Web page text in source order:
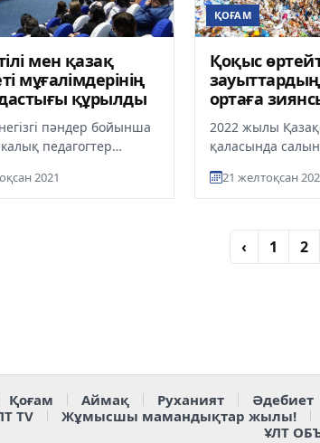
мен қазақ
мұғалімдерінің
құрылды
пәндер бойынша
педагогтер
тілі мен қазақ әде...
2021
ҚОҒАМ
Қоқыс
ортаға
қалай
2022 жылы
қаласында
сметалық
бастайд...
21 желтоқсан
‹ 1 2
Қоғам Аймақ Руханият Әдебиет
TV
Жұмысшы мамандықтар жылы!
ҰЛТ